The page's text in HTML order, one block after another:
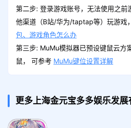
第二步: 登录游戏账号，无法使用之前
他渠道（B站/华为/taptap等）玩游戏
包、游戏角色怎么办
第三步: MuMu模拟器已预设键鼠云方
鼠， 可参考 MuMu键位设置详解
更多上海金元宝多多娱乐发